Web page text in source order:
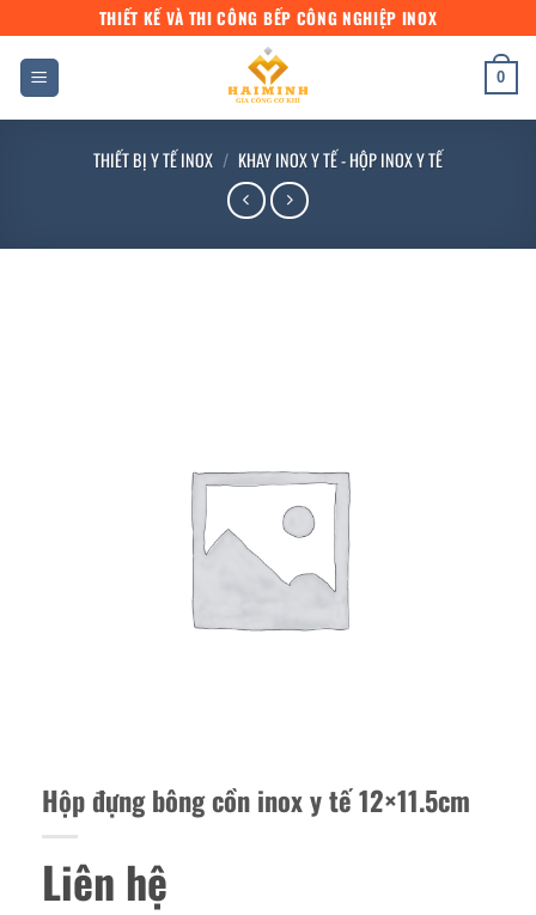
qua
dung
THIẾT KẾ VÀ THI CÔNG BẾP CÔNG NGHIỆP INOX
0
THIẾT BỊ Y TẾ INOX / KHAY INOX Y TẾ - HỘP INOX Y TẾ
Hộp đựng bông cồn inox y tế 12×11.5cm
Liên hệ